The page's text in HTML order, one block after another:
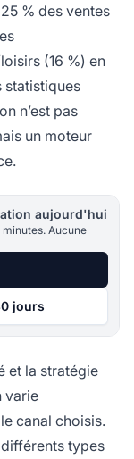
% des ventes
(16 %) en
statistiques
n’est pas
un moteur
aujourd'hui
Aucune
jours
et la stratégie
varie
canal choisis.
types